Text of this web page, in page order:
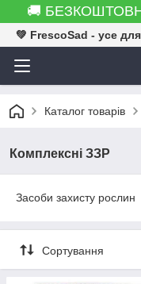
🚚
💚 FrescoSad - усе
Каталог товарів
Комплексні ЗЗР
Засоби захисту рослин
Сортування